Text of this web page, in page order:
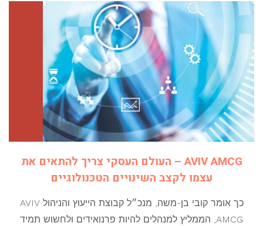
AVIV AMCG – העולם העסקי צריך להתאים את
עצמו לקצב השינויים הטכנולוגיים
כך אומר קובי בן-משה, מנכ״ל קבוצת הייעוץ והניהול AVIV
AMCG, הממליץ למנהלים להיות פרנואידים ולחשוש תמיד